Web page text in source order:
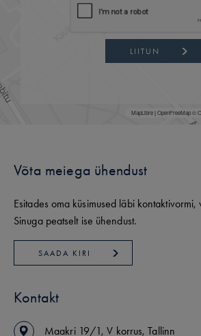
MapLibre|OpenFreeMap©
LIITUN
Võta meiega ühendust
Esitades oma küsimused läbi kontaktivormi,
Sinuga peatselt ise ühendust.
SAADA KIRI
Kontakt
Maakri 19/1,V korrus,Tallinn